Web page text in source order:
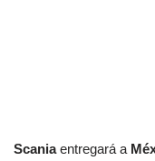
Scaniaentregará a